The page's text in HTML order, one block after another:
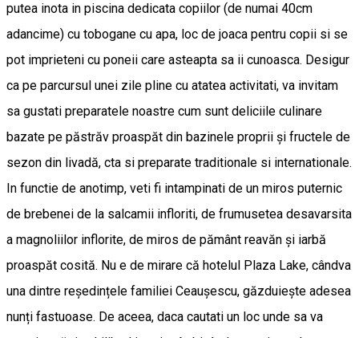
putea inota in piscina dedicata copiilor (de numai 40cm
adancime) cu tobogane cu apa, loc de joaca pentru copii si se
pot imprieteni cu poneii care asteapta sa ii cunoasca. Desigur
ca pe parcursul unei zile pline cu atatea activitati, va invitam
sa gustati preparatele noastre cum sunt deliciile culinare
bazate pe păstrăv proaspăt din bazinele proprii și fructele de
sezon din livadă, cta si preparate traditionale si internationale.
In functie de anotimp, veti fi intampinati de un miros puternic
de brebenei de la salcamii infloriti, de frumusetea desavarsita
a magnoliilor inflorite, de miros de pământ reavăn și iarbă
proaspăt cosită. Nu e de mirare că hotelul Plaza Lake, cândva
una dintre reședințele familiei Ceaușescu, găzduiește adesea
nunți fastuoase. De aceea, daca cautati un loc unde sa va